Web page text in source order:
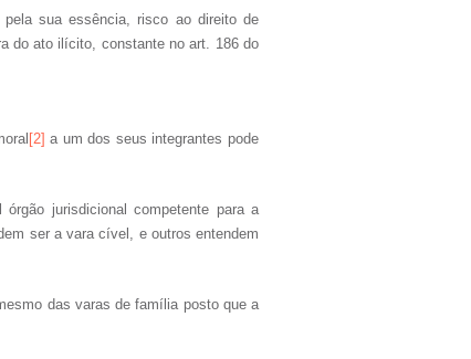
pela sua essência, risco ao direito de
do ato ilícito, constante no art. 186 do
[2] a um dos seus integrantes pode
jurisdicional competente para a
ser a vara cível, e outros entendem
das varas de família posto que a